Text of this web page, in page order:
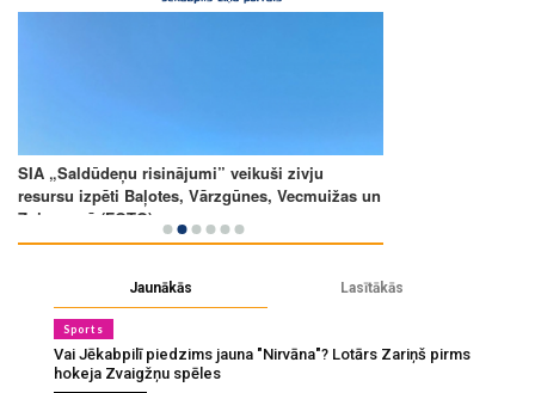
Jaunākās Lasītākās
Sports
Vai Jēkabpilī piedzims jauna "Nirvāna"? Lotārs Zariņš pirms
hokeja Zvaigžņu spēles